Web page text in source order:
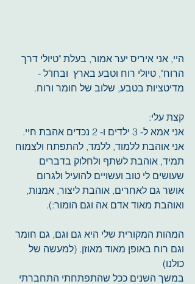
היי, אני איריס יער אמור, בעלת "טיולי דרך
הרוח", טיולי רוח וטבע בארץ  ובחו"ל -
מדיטציות בטבע, שלוב של חומר ורוח.
​קצת עלי:
אני אמא ל- 3 ילדים ו- 2 נכדים אהבת חיי.
אני אוהבת ללמוד, ללמד, להתפתח ולצמוח
תמיד, אוהבת לשתף ולחלוק בדברים
שעושים לי טוב ועשויים להועיל ולגרום
אושר גם לאחרים, אוהבת ליצור, אמנות,
ואוהבת מאוד אדם אה וגם הומור:).
המהות המקורית שלי היא גם וגם, גם חומר
וגם רוח באופן מאוד מאוזן. (למעשה של
כולנו)
במשך השנים ככל שהתפתחתי התחברתי